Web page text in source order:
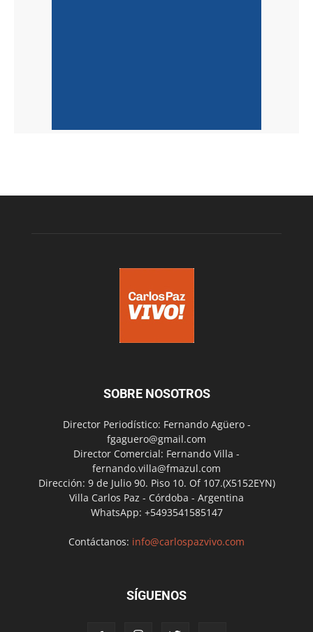
SOBRE NOSOTROS
Director Periodístico: Fernando Agüero -
fgaguero@gmail.com
Director Comercial: Fernando Villa -
fernando.villa@fmazul.com
Dirección: 9 de Julio 90. Piso 10. Of 107.(X5152EYN)
Villa Carlos Paz - Córdoba - Argentina
WhatsApp: +5493541585147
Contáctanos: info@carlospazvivo.com
SÍGUENOS